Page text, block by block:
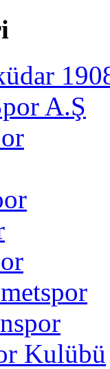
A.Ş
Kulübü